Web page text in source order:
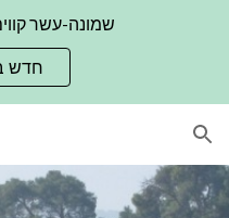
שמונה-עשר
חדש